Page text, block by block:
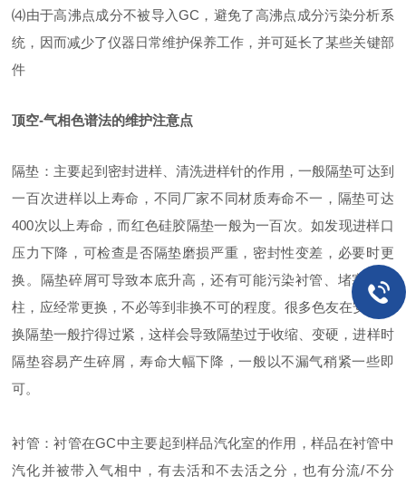
⑷由于高沸点成分不被导入GC，避免了高沸点成分污染分析系
统，因而减少了仪器日常维护保养工作，并可延长了某些关键部
件
顶空-气相色谱法的维护注意点
隔垫：主要起到密封进样、清洗进样针的作用，一般隔垫可达到
一百次进样以上寿命，不同厂家不同材质寿命不一，隔垫可达
400次以上寿命，而红色硅胶隔垫一般为一百次。如发现进样口
压力下降，可检查是否隔垫磨损严重，密封性变差，必要时更
换。隔垫碎屑可导致本底升高，还有可能污染衬管、堵塞色谱
柱，应经常更换，不必等到非换不可的程度。很多色友在安装更
换隔垫一般拧得过紧，这样会导致隔垫过于收缩、变硬，进样时
隔垫容易产生碎屑，寿命大幅下降，一般以不漏气稍紧一些即
可。
衬管：衬管在GC中主要起到样品汽化室的作用，样品在衬管中
汽化并被带入气相中，有去活和不去活之分，也有分流/不分